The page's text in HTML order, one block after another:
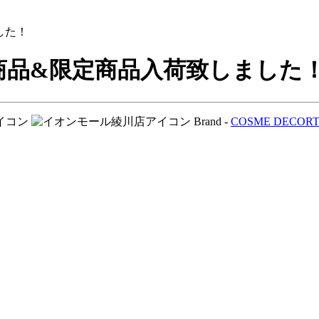
！
&限定商品入荷致しました
Brand - COSME